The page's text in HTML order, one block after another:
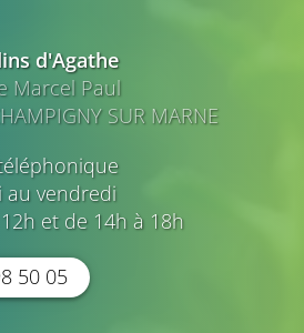
d'Agathe
Marcel Paul
SUR MARNE
au vendredi
et de 14h à 18h
50 05